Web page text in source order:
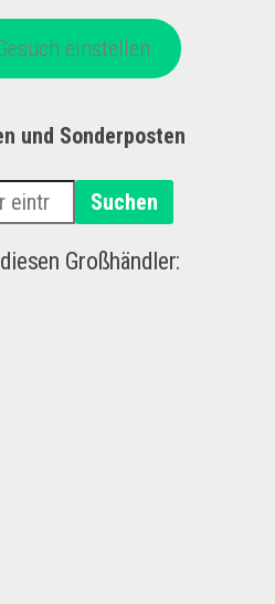
einstellen
und Sonderposten
Suchen
Großhändler: